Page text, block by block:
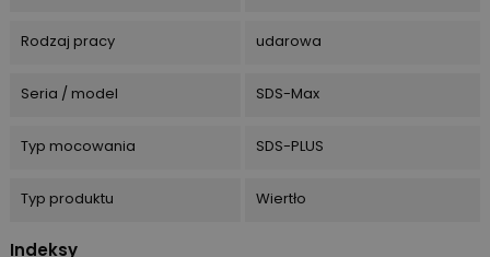
Rodzaj pracy udarowa
Seria / model SDS-Max
Typ mocowania SDS-PLUS
Typ produktu Wiertło
Indeksy